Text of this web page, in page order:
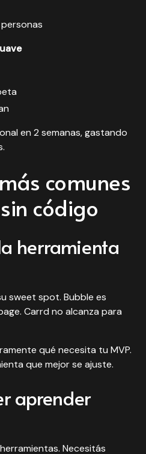
en 2 semanas, gastando
comunes
código
herramienta
sweet spot. Bubble es
Carrd no alcanza para
qué necesita tu MVP.
que mejor se ajuste.
aprender
Necesitás